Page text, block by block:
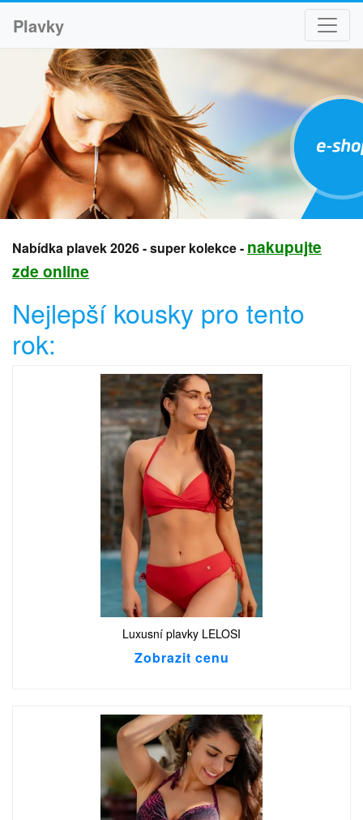
Plavky
Nabídka plavek 2026 - super kolekce - nakupujte
zde online
Nejlepší kousky pro tento
rok:
Luxusní plavky LELOSI
Zobrazit cenu